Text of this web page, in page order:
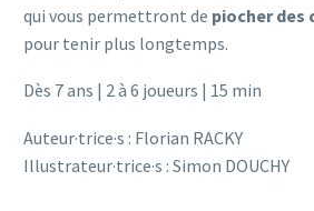
qui vous permettront de piocher des
pour tenir plus longtemps.
Dès 7 ans | 2 à 6 joueurs | 15 min
Auteur·trice·s : Florian RACKY
Illustrateur·trice·s : Simon DOUCHY